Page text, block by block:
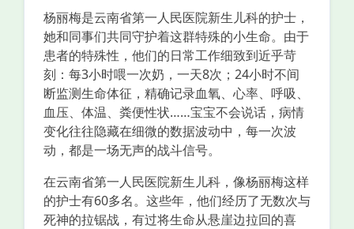
杨丽梅是云南省第一人民医院新生儿科的护士，
她和同事们共同守护着这群特殊的小生命。由于
患者的特殊性，他们的日常工作细致到近乎苛
刻：每3小时喂一次奶，一天8次；24小时不间
断监测生命体征，精确记录血氧、心率、呼吸、
血压、体温、粪便性状……宝宝不会说话，病情
变化往往隐藏在细微的数据波动中，每一次波
动，都是一场无声的战斗信号。
在云南省第一人民医院新生儿科，像杨丽梅这样
的护士有60多名。这些年，他们经历了无数次与
死神的拉锯战，有过将生命从悬崖边拉回的喜